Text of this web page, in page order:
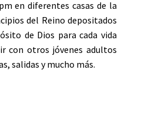
en diferentes casas de la
del Reino depositados
de Dios para cada vida
con otros jóvenes adultos
salidas y mucho más.